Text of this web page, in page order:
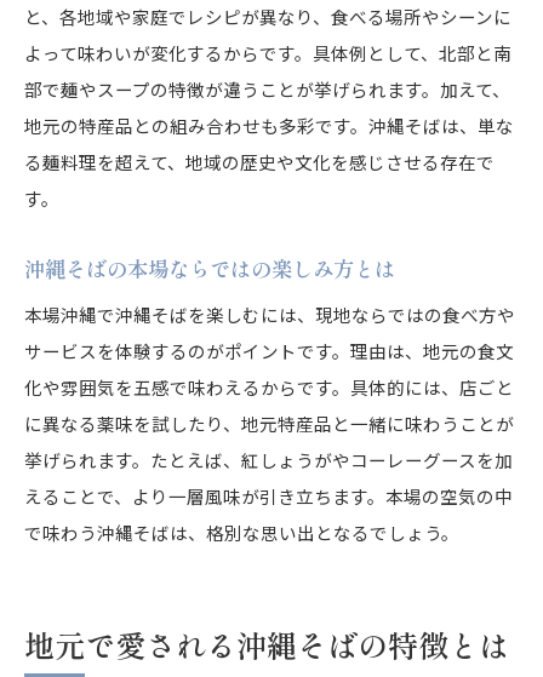
通販で買える沖縄そばのお土産商品を厳選
沖縄そばを贈ると喜ばれる理由と選び方
沖縄そばお土産商品の口コミと実体験レビュー
自宅で簡単に味わう沖縄そばの楽しみ方
自宅で手軽に作れる沖縄そばのアレンジ術
沖縄そばの本場の味を再現するコツを紹介
沖縄そばを家庭で楽しむおすすめレシピ集
沖縄そばセットの選び方と活用アイデア
自宅で本格沖縄そばを味わうための注意点
と、各地域や家庭でレシピが異なり、食べる場所やシーンに
よって味わいが変化するからです。具体例として、北部と南
部で麺やスープの特徴が違うことが挙げられます。加えて、
地元の特産品との組み合わせも多彩です。沖縄そばは、単な
る麺料理を超えて、地域の歴史や文化を感じさせる存在で
す。
沖縄そばの本場ならではの楽しみ方とは
本場沖縄で沖縄そばを楽しむには、現地ならではの食べ方や
サービスを体験するのがポイントです。理由は、地元の食文
化や雰囲気を五感で味わえるからです。具体的には、店ごと
に異なる薬味を試したり、地元特産品と一緒に味わうことが
挙げられます。たとえば、紅しょうがやコーレーグースを加
えることで、より一層風味が引き立ちます。本場の空気の中
で味わう沖縄そばは、格別な思い出となるでしょう。
地元で愛される沖縄そばの特徴とは